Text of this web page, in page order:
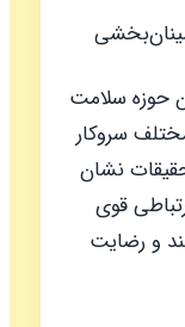
حوزه سلامت
سروکار
نشان
قوی
و رضایت